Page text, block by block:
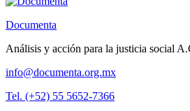
Documenta
Análisis y acción para la justicia social
info@documenta.org.mx
Tel. (+52) 55 5652-7366